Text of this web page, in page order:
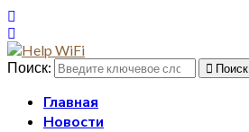
Поиск: Поиск
Главная
Новости